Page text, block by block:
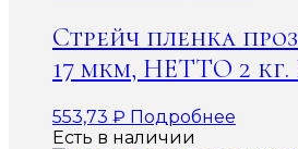
Стрейч пленка
17 мкм, НЕТТО 2
553,73 ₽ Подробнее
Есть в наличии